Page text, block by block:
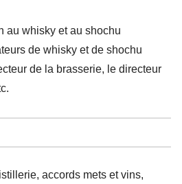
au whisky et au shochu
de whisky et de shochu
de la brasserie, le directeur
accords mets et vins,